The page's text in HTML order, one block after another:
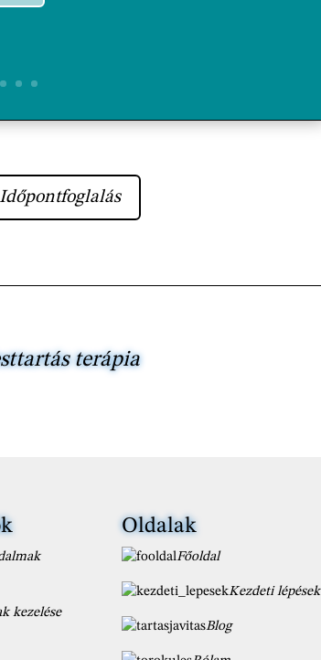
Időpontfoglalás
terápia
kezelése
Oldalak
Főoldal
Kezdeti lépések
Blog